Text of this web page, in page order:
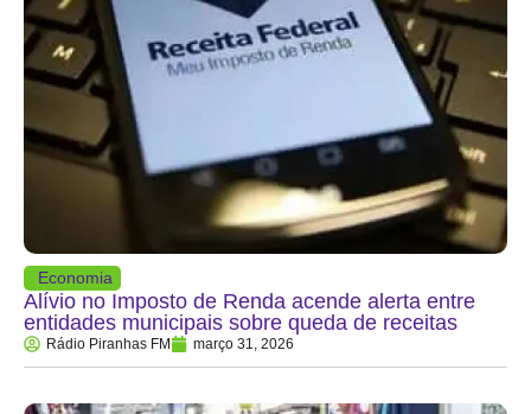
Economia
Alívio no Imposto de Renda acende alerta entre
entidades municipais sobre queda de receitas
Rádio Piranhas FM março 31, 2026